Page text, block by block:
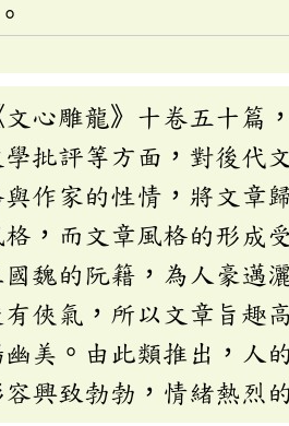
心雕龍》十卷五十篇
批評等方面，對後代
作家的性情，將文章
，而文章風格的形成
魏的阮籍，為人豪邁
俠氣，所以文章旨趣
美。由此類推出，人
興致勃勃，情緒熱烈